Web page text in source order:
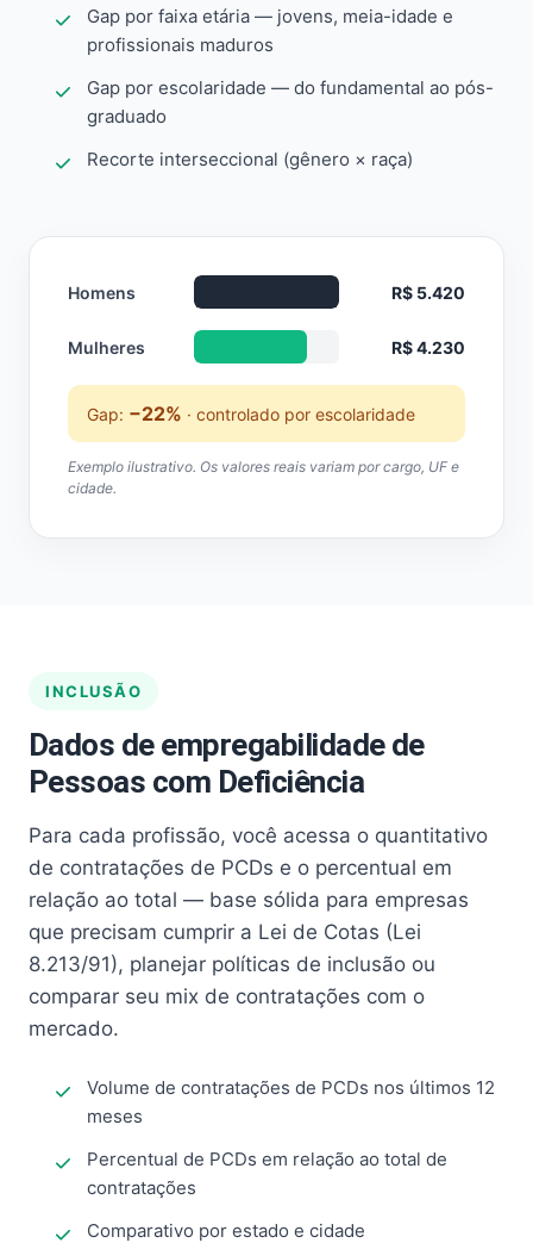
Gap por faixa etária — jovens, meia-idade e
profissionais maduros
Gap por escolaridade — do fundamental ao pós-
graduado
Recorte interseccional (gênero × raça)
Homens R$ 5.420
Mulheres R$ 4.230
Gap: −22% · controlado por escolaridade
Exemplo ilustrativo. Os valores reais variam por cargo, UF e
cidade.
INCLUSÃO
Dados de empregabilidade de
Pessoas com Deficiência
Para cada profissão, você acessa o quantitativo
de contratações de PCDs e o percentual em
relação ao total — base sólida para empresas
que precisam cumprir a Lei de Cotas (Lei
8.213/91), planejar políticas de inclusão ou
comparar seu mix de contratações com o
mercado.
Volume de contratações de PCDs nos últimos 12
meses
Percentual de PCDs em relação ao total de
contratações
Comparativo por estado e cidade